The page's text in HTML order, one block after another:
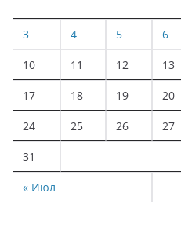
« Июл
3 4 5 6
10 11 12 13
17 18 19 20
24 25 26 27
31